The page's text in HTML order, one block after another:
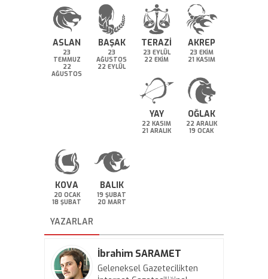
ASLAN
23
TEMMUZ
22
AĞUSTOS
BAŞAK
23
AĞUSTOS
22 EYLÜL
TERAZİ
23 EYLÜL
22 EKİM
AKREP
23 EKİM
21 KASIM
YAY
22 KASIM
21 ARALIK
OĞLAK
22 ARALIK
19 OCAK
KOVA
20 OCAK
18 ŞUBAT
BALIK
19 ŞUBAT
20 MART
YAZARLAR
İbrahim SARAMET
Geleneksel Gazetecilikten